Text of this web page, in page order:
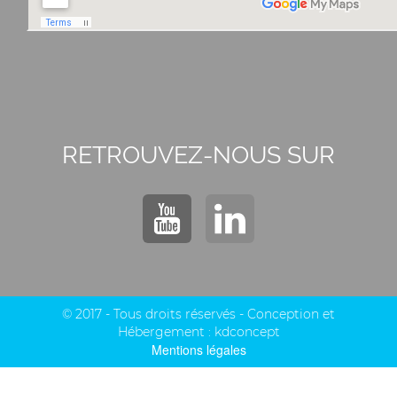
RETROUVEZ-NOUS SUR
© 2017 - Tous droits réservés - Conception et
Hébergement : kdconcept
Mentions légales